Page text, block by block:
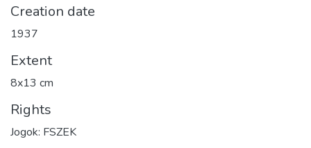
Creation date
1937
Extent
8x13 cm
Rights
Jogok: FSZEK